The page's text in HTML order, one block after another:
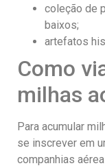
coleção de
baixos;
artefatos
Como
milhas
Para acumular
se inscrever em
companhias